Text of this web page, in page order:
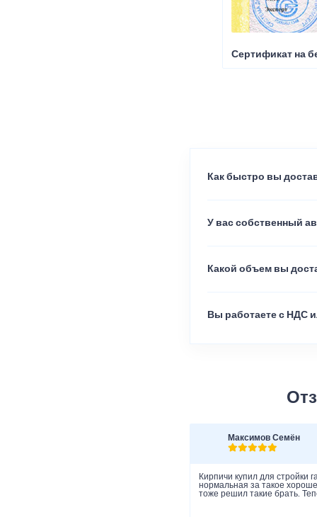
Сертификат на
Как быстро вы
У вас собственный
Какой объем вы
Вы работаете с НДС
Максимов Семён
Кирпичи купил для стройки
нормальная за такое
тоже решил такие брать.